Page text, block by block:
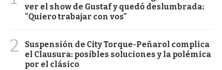
ver el show de Gustaf y quedó deslumbrada:
"Quiero trabajar con vos"
2
Suspensión de City Torque-Peñarol complica
el Clausura: posibles soluciones y la polémica
por el clásico